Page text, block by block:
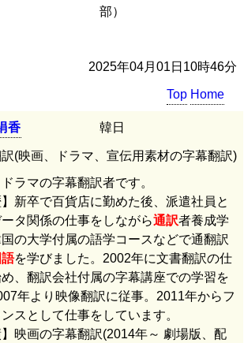
部）
2025年04月01日10時46分
Top Home
香 韓日
(映画、ドラマ、宣伝用素材の字幕翻訳)
ラマの字幕翻訳者です。
】新卒で百貨店に勤めた後、派遣社員と
ータ関係の仕事をしながら通訳者養成学
の大学付属の語学コースなどで通翻訳
を学びました。2002年に文書翻訳の仕
、翻訳会社付属の字幕講座での学習を
年より映像翻訳に従事。2011年からフ
スとして仕事をしています。
】映画の字幕翻訳(2014年～ 劇場版、配